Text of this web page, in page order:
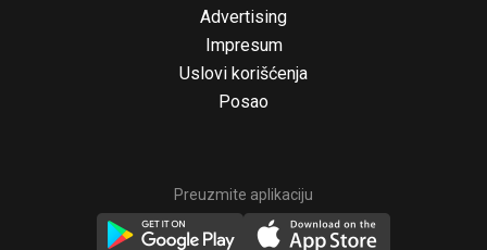
Advertising
Impresum
Uslovi korišćenja
Posao
Preuzmite aplikaciju